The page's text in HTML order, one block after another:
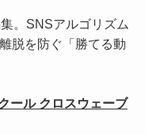
。SNSアルゴリズム
脱を防ぐ「勝てる動
ール クロスウェーブ